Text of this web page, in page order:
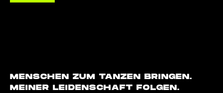
MENSCHEN ZUM TANZEN BRINGEN.
MEINER LEIDENSCHAFT FOLGEN.